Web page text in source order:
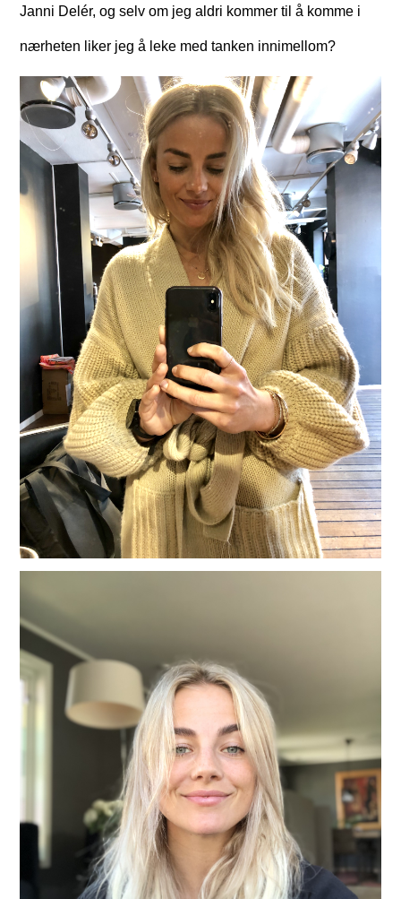
Janni Delér, og selv om jeg aldri kommer til å komme i
nærheten liker jeg å leke med tanken innimellom?